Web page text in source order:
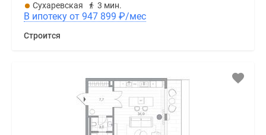
Сухаревская
3 мин.
В ипотеку от 947 899 ₽/мес
Строится